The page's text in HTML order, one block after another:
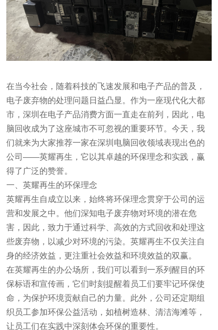
在当今社会，随着科技的飞速发展和电子产品的普及，
电子废弃物的处理问题日益凸显。作为一座现代化大都
市，深圳在电子产品消费方面一直走在前列，因此，电
脑回收成为了这座城市不可忽视的重要环节。今天，我
们就来为大家推荐一家在深圳电脑回收领域表现出色的
公司——英耀再生，它以其卓越的环保理念和实践，赢
得了广泛的赞誉。
一、英耀再生的环保理念
英耀再生自成立以来，始终将环保理念贯穿于公司的运
营和发展之中。他们深知电子废弃物对环境的潜在危
害，因此，致力于通过科学、高效的方式回收和处理这
些废弃物，以减少对环境的污染。英耀再生不仅关注自
身的经济效益，更注重社会效益和环境效益的双赢。
在英耀再生的办公场所，我们可以看到一系列醒目的环
保标语和宣传画，它们时刻提醒着员工们要牢记环保使
命，为保护环境贡献自己的力量。此外，公司还定期组
织员工参加环保公益活动，如植树造林、清洁海滩等，
让员工们在实践中深刻体会环保的重要性。